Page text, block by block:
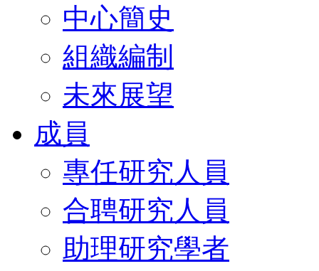
中心簡史
組織編制
未來展望
成員
專任研究人員
合聘研究人員
助理研究學者